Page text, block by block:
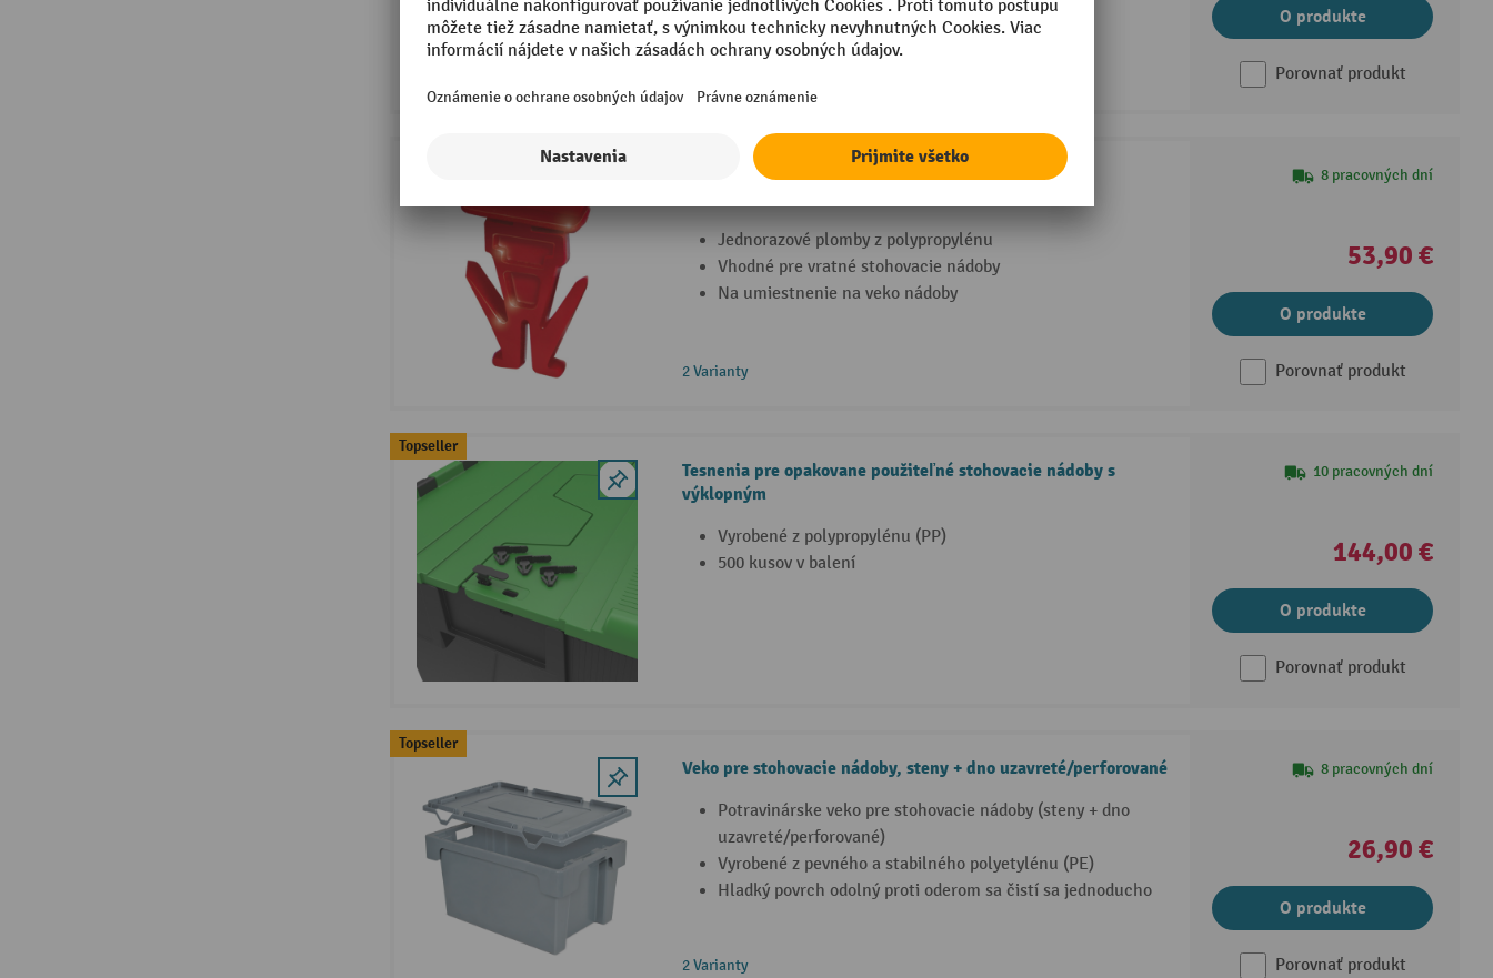
O produkte
Porovnať produkt
Jednorazové plomby pre vratné stohovacie nádoby z
Jednorazové plomby z polypropylénu
Vhodné pre vratné stohovacie nádoby
Na umiestnenie na veko nádoby
2 Varianty
8 pracovných dní
53,90 €
O produkte
Porovnať produkt
Topseller
Tesnenia pre opakovane použiteľné stohovacie nádoby s
výklopným
Vyrobené z polypropylénu (PP)
500 kusov v balení
10 pracovných dní
144,00 €
O produkte
Porovnať produkt
Topseller
Veko pre stohovacie nádoby, steny + dno uzavreté/perforované
Potravinárske veko pre stohovacie nádoby (steny + dno
uzavreté/perforované)
Vyrobené z pevného a stabilného polyetylénu (PE)
Hladký povrch odolný proti oderom sa čistí sa jednoducho
2 Varianty
8 pracovných dní
26,90 €
O produkte
Porovnať produkt